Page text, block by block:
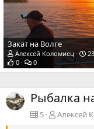
Закат на Волге
Алексей Коломиец
0
0
Рыбалка
5 Алексей